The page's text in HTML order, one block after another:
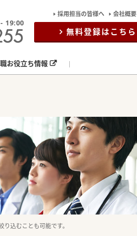
19:00
採用担当の皆様へ 会社概要
無料登録はこちら
お役立ち情報
込むことも可能です。